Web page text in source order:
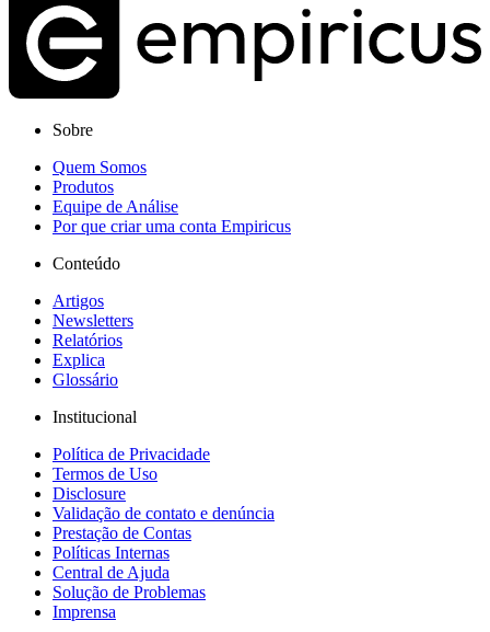
Sobre
Quem Somos
Produtos
Equipe de Análise
Por que criar uma conta Empiricus
Conteúdo
Artigos
Newsletters
Relatórios
Explica
Glossário
Institucional
Política de Privacidade
Termos de Uso
Disclosure
Validação de contato e denúncia
Prestação de Contas
Políticas Internas
Central de Ajuda
Solução de Problemas
Imprensa